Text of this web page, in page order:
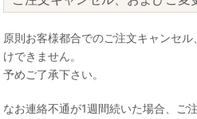
原則お客様都合でのご注文キャンセル
けできません。
予めご了承下さい。
なお連絡不通が1週間続いた場合、ご